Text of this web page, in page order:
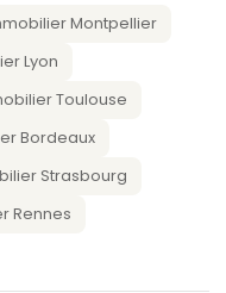
Montpellier
Lyon
Toulouse
Bordeaux
Strasbourg
Rennes